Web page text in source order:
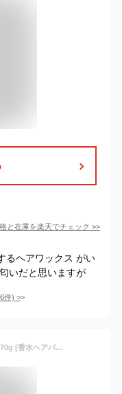
と在庫を楽天でチェック >>
るヘアワックス がい
いだと思いますが
6件) >
DestinOffrir ヘアバーム サボンの香り 70g [香水ヘアバーム] 濡れ髪 スタイリング アホ毛直し レディース メンズ